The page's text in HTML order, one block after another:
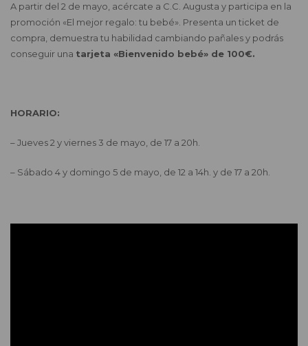
A partir del 2 de mayo, acércate a C.C. Augusta y participa en la
promoción «El mejor regalo: tu bebé». Presenta un ticket de
compra, demuestra tu habilidad cambiando pañales y podrás
conseguir una tarjeta «Bienvenido bebé» de 100€.
HORARIO:
– Jueves 2 y viernes 3 de mayo, de 17 a 20h.
– Sábado 4 y domingo 5 de mayo, de 12 a 14h. y de 17 a 20h.